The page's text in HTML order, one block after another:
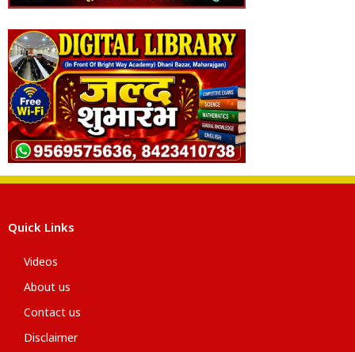
Quick Links
Videos
About us
Contact us
Disclaimer